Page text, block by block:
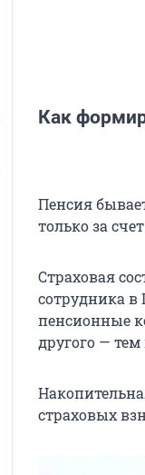
Как
Пенсия
только за
Страховая
сотрудника
пенсионные
другого —
страховых